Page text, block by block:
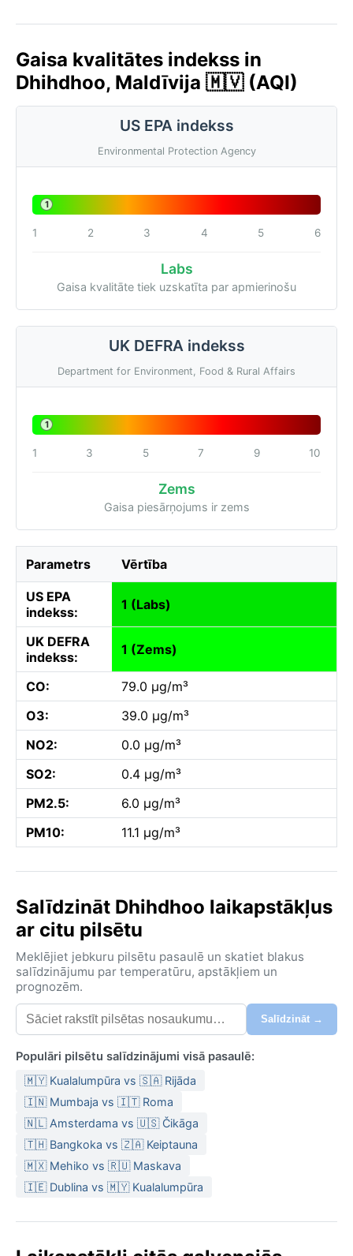
Gaisa kvalitātes indekss in
Dhihdhoo, Maldīvija 🇲🇻 (AQI)
US EPA indekss
Environmental Protection Agency
1
1 2 3 4 5 6
Labs
Gaisa kvalitāte tiek uzskatīta par apmierinošu
UK DEFRA indekss
Department for Environment, Food & Rural Affairs
1
1 3 5 7 9 10
Zems
Gaisa piesārņojums ir zems
Parametrs Vērtība
US EPA
indekss:
1 (Labs)
UK DEFRA
indekss:
1 (Zems)
CO:
79.0 µg/m³
O3:
39.0 µg/m³
NO2:
0.0 µg/m³
SO2:
0.4 µg/m³
PM2.5:
6.0 µg/m³
PM10:
11.1 µg/m³
Salīdzināt Dhihdhoo laikapstākļus
ar citu pilsētu
Meklējiet jebkuru pilsētu pasaulē un skatiet blakus
salīdzinājumu par temperatūru, apstākļiem un
prognozēm.
Salīdzināt →
Populāri pilsētu salīdzinājumi visā pasaulē:
🇲🇾 Kualalumpūra vs 🇸🇦 Rijāda
🇮🇳 Mumbaja vs 🇮🇹 Roma
🇳🇱 Amsterdama vs 🇺🇸 Čikāga
🇹🇭 Bangkoka vs 🇿🇦 Keiptauna
🇲🇽 Mehiko vs 🇷🇺 Maskava
🇮🇪 Dublina vs 🇲🇾 Kualalumpūra